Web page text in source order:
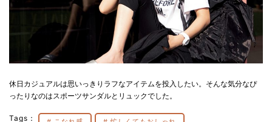
休日カジュアルは思いっきりラフなアイテムを投入したい。そんな気分なぴ
ったりなのはスポーツサンダルとリュックでした。
Tags：